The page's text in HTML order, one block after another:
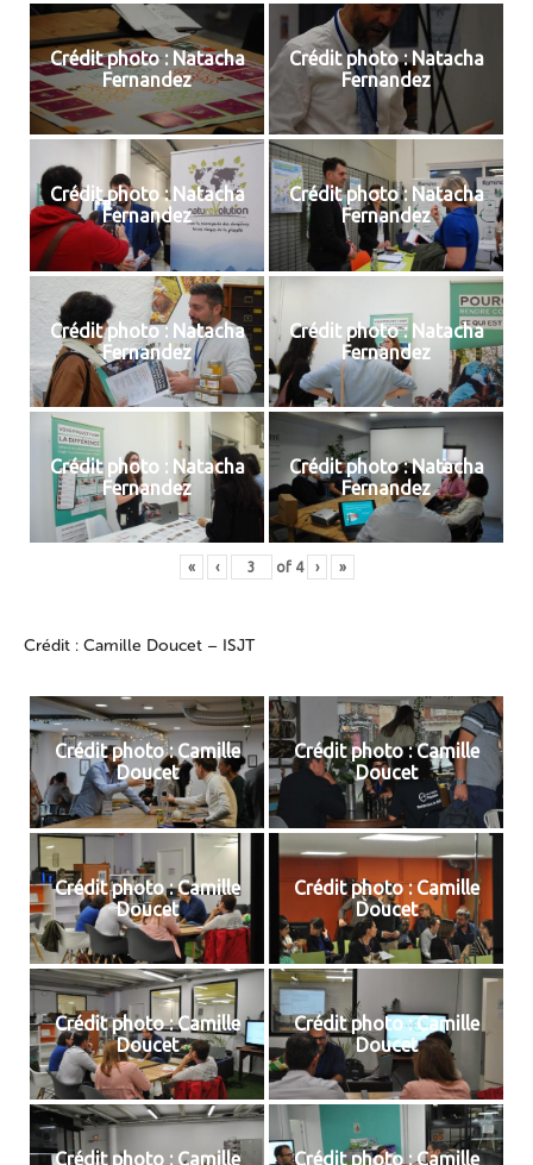
Crédit photo : Natacha
Fernandez
Crédit photo : Natacha
Fernandez
Crédit photo : Natacha
Fernandez
Crédit photo : Natacha
Fernandez
Crédit photo : Natacha
Fernandez
Crédit photo : Natacha
Fernandez
Crédit photo : Natacha
Fernandez
Crédit photo : Natacha
Fernandez
« ‹ of 4 › »
Crédit : Camille Doucet – ISJT
Crédit photo : Camille
Doucet
Crédit photo : Camille
Doucet
Crédit photo : Camille
Doucet
Crédit photo : Camille
Doucet
Crédit photo : Camille
Doucet
Crédit photo : Camille
Doucet
Crédit photo : Camille
Crédit photo : Camille